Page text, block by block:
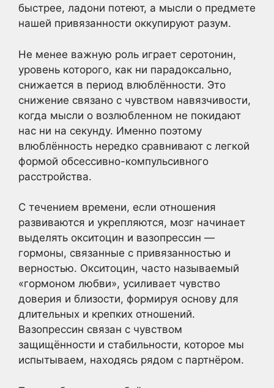
быстрее, ладони потеют, а мысли о предмете
нашей привязанности оккупируют разум.
Не менее важную роль играет серотонин,
уровень которого, как ни парадоксально,
снижается в период влюблённости. Это
снижение связано с чувством навязчивости,
когда мысли о возлюбленном не покидают
нас ни на секунду. Именно поэтому
влюблённость нередко сравнивают с легкой
формой обсессивно-компульсивного
расстройства.
С течением времени, если отношения
развиваются и укрепляются, мозг начинает
выделять окситоцин и вазопрессин —
гормоны, связанные с привязанностью и
верностью. Окситоцин, часто называемый
«гормоном любви», усиливает чувство
доверия и близости, формируя основу для
длительных и крепких отношений.
Вазопрессин связан с чувством
защищённости и стабильности, которое мы
испытываем, находясь рядом с партнёром.